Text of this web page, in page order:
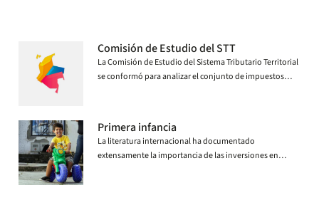
Comisión de Estudio del STT
La Comisión de Estudio del Sistema Tributario Territorial
se conformó para analizar el conjunto de impuestos
regiones, y combatir la evasión y la elusión fiscal.
Primera infancia
La literatura internacional ha documentado
extensamente la importancia de las inversiones en